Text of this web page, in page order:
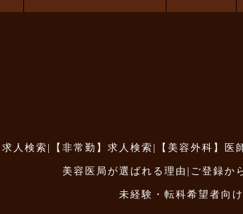
求人検索 【非常勤】求人検索 【美容外科】医
美容医局が選ばれる理由 ご登録か
未経験・転科希望者向